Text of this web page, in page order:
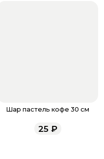
Шар пастель кофе 30 см
25₽